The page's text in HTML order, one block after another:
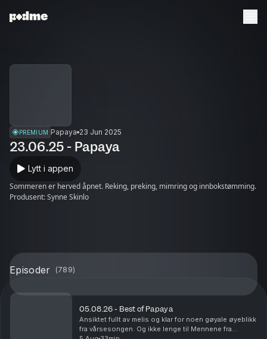
PREMIUM Papaya 23 Jun 2025
23.06.25 - Papaya
Lytt i appen
Sommeren er herved åpnet. Reking, preking, mimring og innbokstømming.
Produsent: Synne Skinlo
Episoder (789)
05.08.26 - Best of Papaya
Ansiktet fullt av melis og klar for noen gøyale øyeblikk
fra vårsesongen. Og ikke lenge til Mennene fra